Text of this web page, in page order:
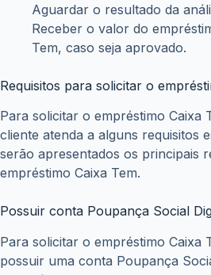
Aguardar o resultado da
Receber o valor do
Tem, caso seja aprovado.
Requisitos para solicitar o
Para solicitar o empréstimo Caixa
cliente atenda a alguns requisitos
serão apresentados os principais
empréstimo Caixa Tem.
Possuir conta Poupança Social
Para solicitar o empréstimo Caixa
possuir uma conta Poupança